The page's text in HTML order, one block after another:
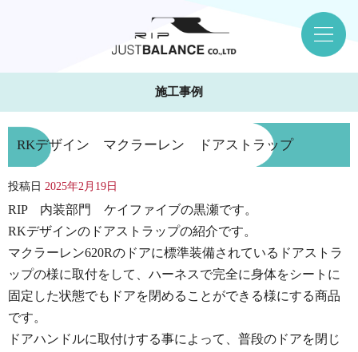
施工事例
RKデザイン マクラーレン ドアストラップ
投稿日 2025年2月19日
RIP 内装部門 ケイファイブの黒瀬です。
RKデザインのドアストラップの紹介です。
マクラーレン620Rのドアに標準装備されているドアストラ
ップの様に取付をして、ハーネスで完全に身体をシートに
固定した状態でもドアを閉めることができる様にする商品
です。
ドアハンドルに取付けする事によって、普段のドアを閉じ